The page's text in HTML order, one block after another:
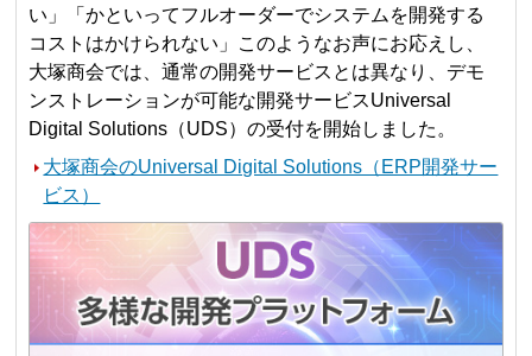
い」「かといってフルオーダーでシステムを開発する
コストはかけられない」このようなお声にお応えし、
大塚商会では、通常の開発サービスとは異なり、デモ
ンストレーションが可能な開発サービスUniversal
Digital Solutions（UDS）の受付を開始しました。
大塚商会のUniversal Digital Solutions（ERP開発サー
ビス）